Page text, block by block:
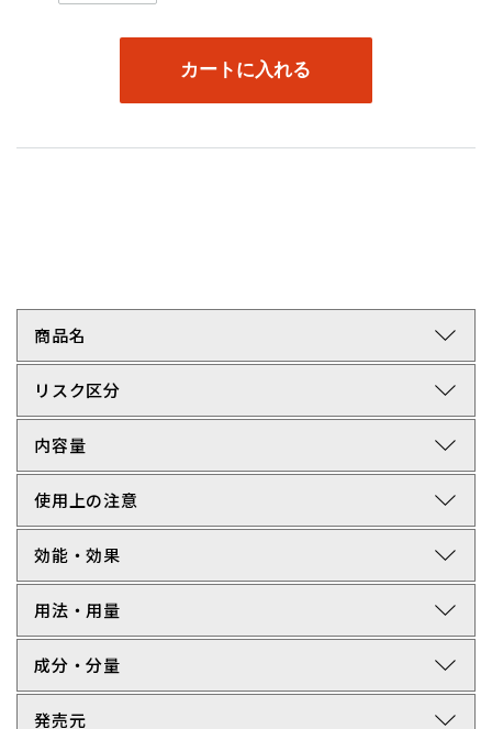
カートに入れる
商品名 arrow_forward_ios
リスク区分 arrow_forward_ios
内容量 arrow_forward_ios
使用上の注意 arrow_forward_ios
効能・効果 arrow_forward_ios
用法・用量 arrow_forward_ios
成分・分量 arrow_forward_ios
発売元 arrow_forward_ios